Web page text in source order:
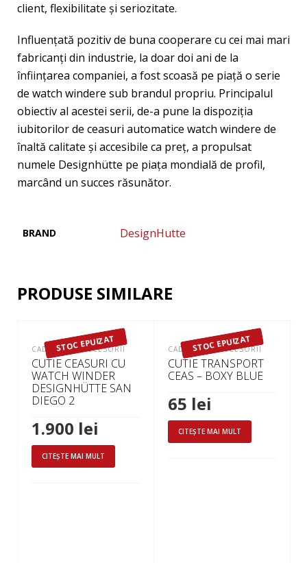
client, flexibilitate și seriozitate.
Influențată pozitiv de buna cooperare cu cei mai mari
fabricanți din industrie, la doar doi ani de la
înființarea companiei, a fost scoasă pe piață o serie
de watch windere sub brandul propriu. Principalul
obiectiv al acestei serii, de-a pune la dispoziția
iubitorilor de ceasuri automatice watch windere de
înaltă calitate și accesibile ca preț, a propulsat
numele Designhütte pe piața mondială de profil,
marcând un succes răsunător.
BRAND DesignHutte
PRODUSE SIMILARE
STOC EPUIZAT
CADOURI SI ACCESORII
CUTIE CEASURI CU
WATCH WINDER
DESIGNHÜTTE SAN
DIEGO 2
1.900 lei
CITEȘTE MAI MULT
STOC EPUIZAT
CADOURI SI ACCESORII
CUTIE TRANSPORT
CEAS – BOXY BLUE
65 lei
CITEȘTE MAI MULT